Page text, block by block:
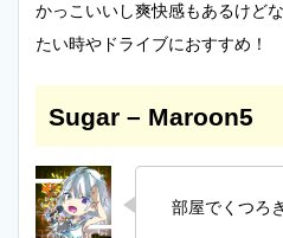
かっこいいし爽快感もあるけど
たい時やドライブにおすすめ！
Sugar – Maroon5
部屋でくつろ